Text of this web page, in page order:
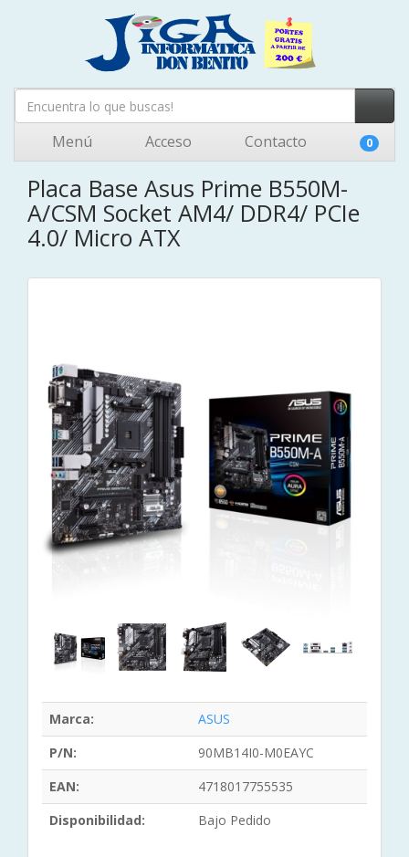
Menú Acceso Contacto 0
Placa Base Asus Prime B550M-
A/CSM Socket AM4/ DDR4/ PCIe
4.0/ Micro ATX
Marca:
ASUS
P/N:
90MB14I0-M0EAYC
EAN:
4718017755535
Disponibilidad:
Bajo Pedido